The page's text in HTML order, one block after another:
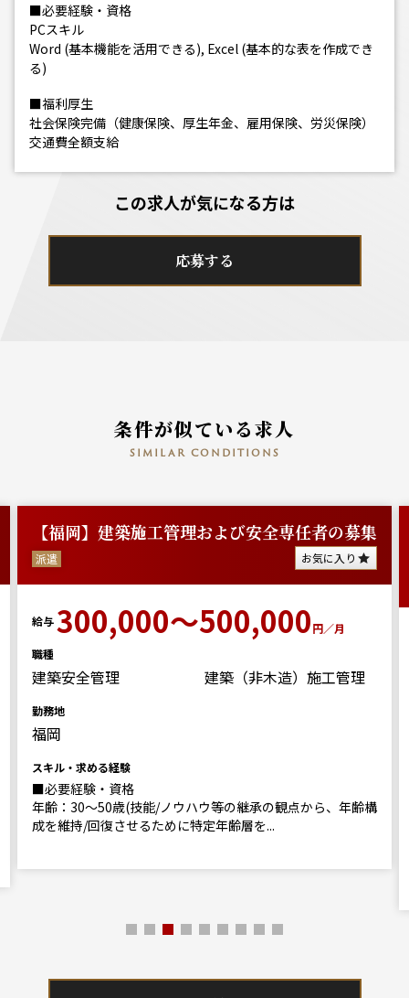
■必要経験・資格
PCスキル
Word (基本機能を活用できる), Excel (基本的な表を作成でき
る)
■福利厚生
社会保険完備（健康保険、厚生年金、雇用保険、労災保険）
交通費全額支給
この求人が気になる方は
応募する
条件が似ている求人
similar conditions
【福岡】建築施工管理および安全専任者の募集
派遣 お気に入り
給与300,000～500,000円／月
職種
建築安全管理 建築（非木造）施工管理
勤務地
福岡
スキル・求める経験
■必要経験・資格
年齢：30～50歳(技能/ノウハウ等の継承の観点から、年齢構
成を維持/回復させるために特定年齢層を...